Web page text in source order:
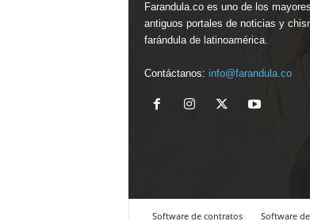
Farandula.co es uno de los
antiguos portales de noticias y
farándula de latinoamérica.
Contáctanos: info@farandula.co
Software de contratos Software